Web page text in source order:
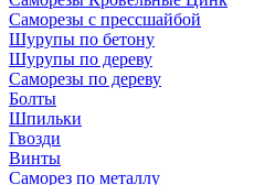
Саморезы с прессшайбой
Шурупы по бетону
Шурупы по дереву
Саморезы по дереву
Болты
Шпильки
Гвозди
Винты
Саморез по металлу